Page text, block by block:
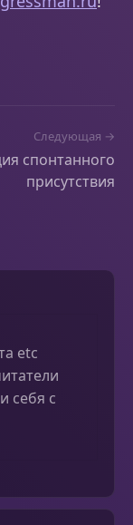
Следующая →
спонтанного
присутствия
etc
себя с